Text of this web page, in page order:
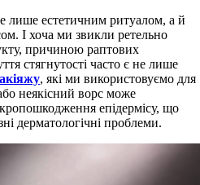
лише естетичним ритуалом, а й
І хоча ми звикли ретельно
причиною раптових
стягнутості часто є не лише
, які ми використовуємо для
неякісний ворс може
епідермісу, що
дерматологічні проблеми.